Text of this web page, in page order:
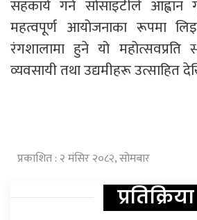
सहकार्य गर्न सोसाइटीले
महत्वपूर्ण आयोजनाका रूपमा
रंगशालामा हुने यो महोत्सवप्रति
व्यवसायी तथा उद्यमीहरू उत्साहित
प्रकाशित : २ मंसिर २०८२, सोमबार
प्रतिक्रिया